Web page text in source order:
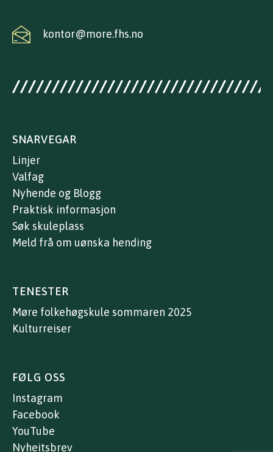
kontor@more.fhs.no
SNARVEGAR
Linjer
Valfag
Nyhende og Blogg
Praktisk informasjon
Søk skuleplass
Meld frå om uønska hending
TENESTER
Møre folkehøgskule sommaren 2025
Kulturreiser
FØLG OSS
Instagram
Facebook
YouTube
Nyheitsbrev